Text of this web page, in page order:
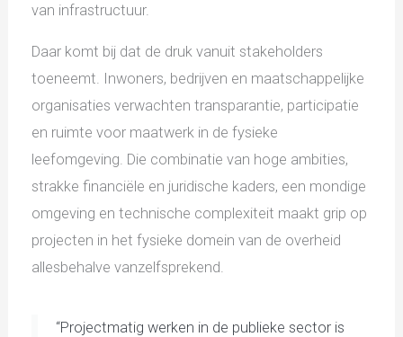
van infrastructuur.
Daar komt bij dat de druk vanuit stakeholders
toeneemt. Inwoners, bedrijven en maatschappelijke
organisaties verwachten transparantie, participatie
en ruimte voor maatwerk in de fysieke
leefomgeving. Die combinatie van hoge ambities,
strakke financiële en juridische kaders, een mondige
omgeving en technische complexiteit maakt grip op
projecten in het fysieke domein van de overheid
allesbehalve vanzelfsprekend.
“Projectmatig werken in de publieke sector is